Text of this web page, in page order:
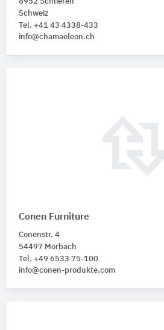
8952 Schlieren
Schweiz
Tel. +41 43 4338-433
info@chamaeleon.ch
Conen Furniture
Conenstr. 4
54497 Morbach
Tel. +49 6533 75-100
info@conen-produkte.com